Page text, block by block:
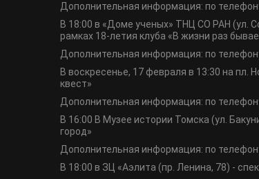
Дополнительная информация: по
В 18:00 в «Доме ученых» ТНЦ СО РАН (ул.
рамках 18-летия клуба «В жизни раз
Дополнительная информация: по
В воскресенье, 17 февраля в 13:30 на
квест»
Дополнительная информация: по
В 16:00 В Музее истории Томска (ул.
город»
Дополнительная информация: по
В 18:00 в ЗЦ «Аэлита (пр. Ленина, 78) -